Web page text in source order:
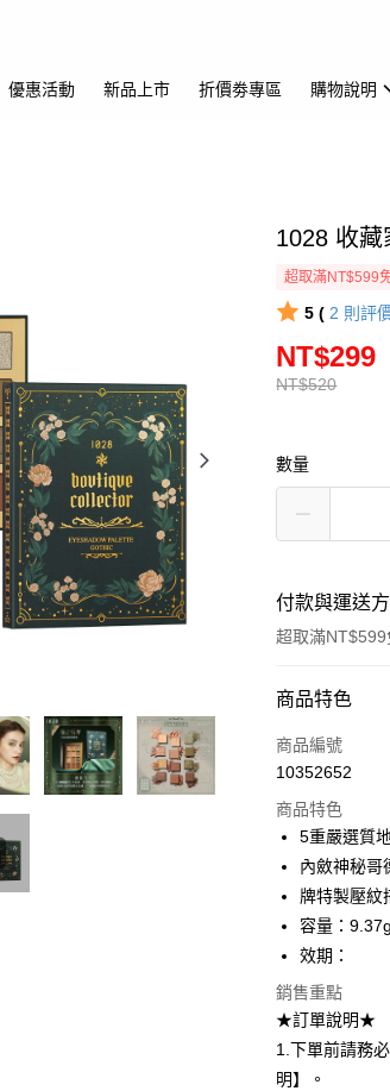
優惠活動 新品上市 折價劵專區 購物說明
1028 收
超取滿NT$599
5 ( 2 則評
NT$520
NT$299
數量
付款與運送
超取滿NT$599
付款方式
信用卡一次付款
LINE Pay
Apple Pay
悠遊付
Google Pay
全盈+PAY
AFTEE先享後
相關說明
商品特色
商品編號
10352652
商品特色
5重嚴選質
內斂神秘哥
牌特製壓紋
容量：9.37g
效期：
銷售重點
★訂單說明★
1.下單前請務
明】。